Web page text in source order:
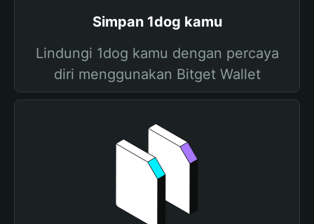
Simpan 1dog kamu
Lindungi 1dog kamu dengan percaya
diri menggunakan Bitget Wallet